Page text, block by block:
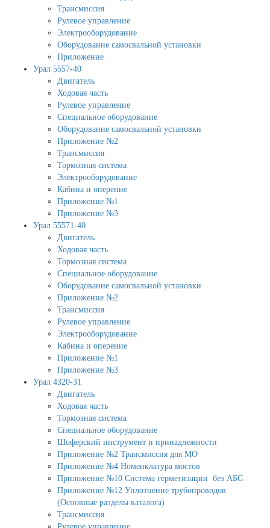
Трансмиссия
Рулевое управление
Электрооборудование
Оборудование самосвальной установки
Приложение
Урал 5557-40
Двигатель
Ходовая часть
Рулевое управление
Специальное оборудование
Оборудование самосвальной установки
Приложение №2
Трансмиссия
Тормозная система
Электрооборудование
Кабина и оперение
Приложение №1
Приложение №3
Урал 55571-40
Двигатель
Ходовая часть
Тормозная система
Специальное оборудование
Оборудование самосвальной установки
Приложение №2
Трансмиссия
Рулевое управление
Электрооборудование
Кабина и оперение
Приложение №1
Приложение №3
Урал 4320-31
Двигатель
Ходовая часть
Тормозная система
Специальное оборудование
Шоферский инструмент и принадлежности
Приложение №2 Трансмиссия для МО
Приложение №4 Номенклатура мостов
Приложение №10 Система герметизации без АБС
Приложение №12 Уплотнение трубопроводов
(Основные разделы каталога)
Трансмиссия